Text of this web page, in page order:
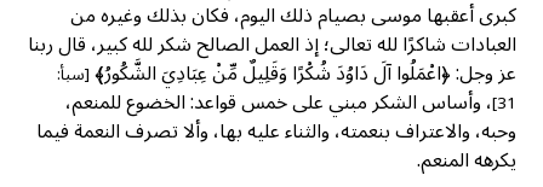
كبرى أعقبها موسى بصيام ذلك اليوم، فكان بذلك وغيره من
العبادات شاكرًا لله تعالى؛ إذ العمل الصالح شكر لله كبير، قال ربنا
عز وجل: ﴿اعْمَلُوا آلَ دَاوُدَ شُكْرًا وَقَلِيلٌ مِّنْ عِبَادِيَ الشَّكُورُ﴾[سبأ:
31]، وأساس الشكر مبني على خمس قواعد: الخضوع للمنعم،
وحبه، والاعتراف بنعمته، والثناء عليه بها، وألا تصرف النعمة فيما
يكرهه المنعم.